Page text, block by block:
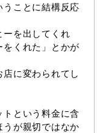
ことに結構反応
ーを出してくれ
くれた」とかが
に変わられてし
という料金に含
うが親切ではなか